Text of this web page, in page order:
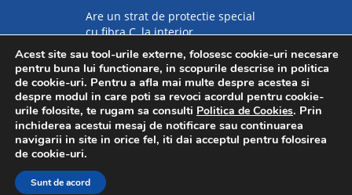
Are un strat de protectie special
cu fibra C, la interior
Vezi pagina producatorului
Acest site sau tool-urile externe, folosesc cookie-uri necesare
pentru buna lui functionare, in scopurile descrise in politica
de cookie-uri. Pentru a afla mai multe despre acestea si
despre modul in care poti sa revoci acordul pentru cookie-
urile folosite, te rugam sa consulti Politica de Cookies. Prin
inchiderea acestui mesaj de notificare sau continuarea
navigarii in site in orice fel, iti dai acceptul pentru folosirea
de cookie-uri.
Sunt de acord© 1998 - 2022 1st Criber România